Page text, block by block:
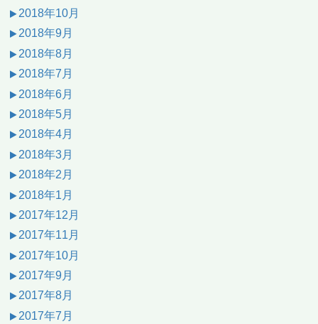
2018年10月
2018年9月
2018年8月
2018年7月
2018年6月
2018年5月
2018年4月
2018年3月
2018年2月
2018年1月
2017年12月
2017年11月
2017年10月
2017年9月
2017年8月
2017年7月